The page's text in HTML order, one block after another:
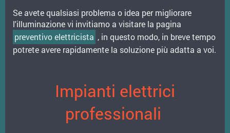
Se avete qualsiasi problema o idea per migliorare
l'illuminazione vi invitiamo a visitare la pagina
preventivo elettricista , in questo modo, in breve tempo
potrete avere rapidamente la soluzione più adatta a voi.
Impianti elettrici
professionali